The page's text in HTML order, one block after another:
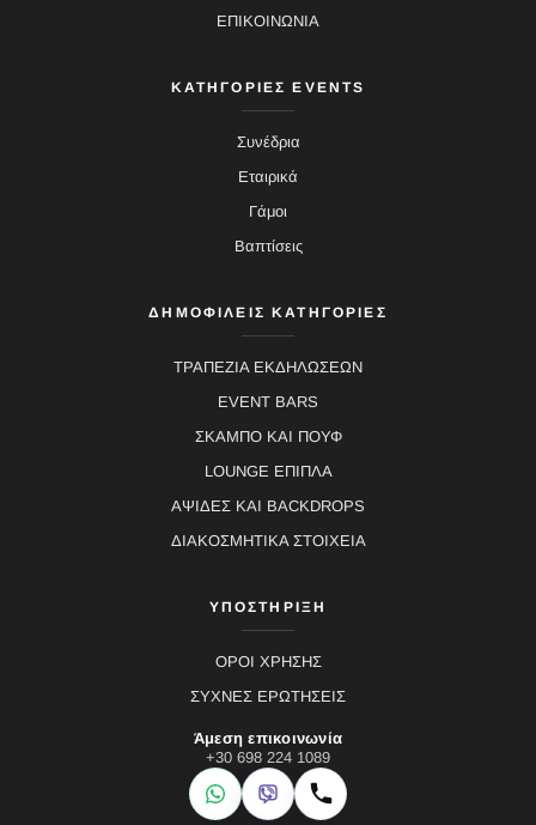
ΕΠΙΚΟΙΝΩΝΙΑ
ΚΑΤΗΓΟΡΙΕΣ EVENTS
Συνέδρια
Εταιρικά
Γάμοι
Βαπτίσεις
ΔΗΜΟΦΙΛΕΙΣ ΚΑΤΗΓΟΡΙΕΣ
ΤΡΑΠΕΖΙΑ ΕΚΔΗΛΩΣΕΩΝ
EVENT BARS
ΣΚΑΜΠΟ ΚΑΙ ΠΟΥΦ
LOUNGE ΕΠΙΠΛΑ
ΑΨΙΔΕΣ ΚΑΙ BACKDROPS
ΔΙΑΚΟΣΜΗΤΙΚΑ ΣΤΟΙΧΕΙΑ
ΥΠΟΣΤΗΡΙΞΗ
ΟΡΟΙ ΧΡΗΣΗΣ
ΣΥΧΝΕΣ ΕΡΩΤΗΣΕΙΣ
Άμεση επικοινωνία
+30 698 224 1089
WhatsApp
Viber Κλήση